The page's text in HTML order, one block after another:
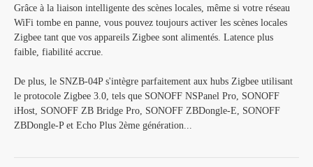
Grâce à la liaison intelligente des scènes locales, même si votre réseau
WiFi tombe en panne, vous pouvez toujours activer les scènes locales
Zigbee tant que vos appareils Zigbee sont alimentés. Latence plus
faible, fiabilité accrue.
De plus, le SNZB-04P s'intègre parfaitement aux hubs Zigbee utilisant
le protocole Zigbee 3.0, tels que SONOFF NSPanel Pro, SONOFF
iHost, SONOFF ZB Bridge Pro, SONOFF ZBDongle-E, SONOFF
ZBDongle-P et Echo Plus 2ème génération...